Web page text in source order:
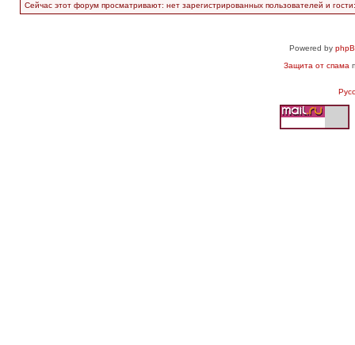
Сейчас этот форум просматривают: нет зарегистрированных пользователей и
Powered by
Защита от спама